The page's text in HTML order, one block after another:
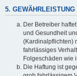
5. GEWÄHRLEISTUNG
Der Betreiber
und Gesundheit
(Kardinalpflichten)
fahrlässiges
Folgeschäden wie
Die Haftung ist